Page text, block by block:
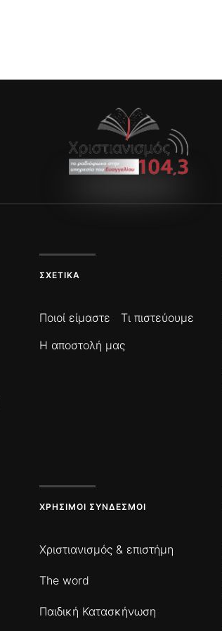
ΣΧΕΤΙΚΆ
Ποιοί είμαστε
Τι πιστεύουμε
Η αποστολή μας
ΧΡΉΣΙΜΟΙ ΣΎΝΔΕΣΜΟΙ
Χριστιανισμός & επιστήμη
The word
Παιδική Κατασκήνωση